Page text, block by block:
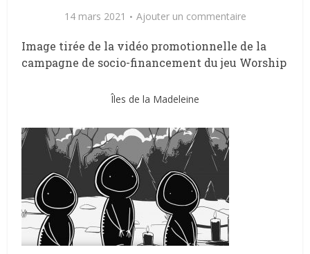
14 mars 2021 Ajouter un commentaire
Image tirée de la vidéo promotionnelle de la
campagne de socio-financement du jeu Worship
Îles de la Madeleine